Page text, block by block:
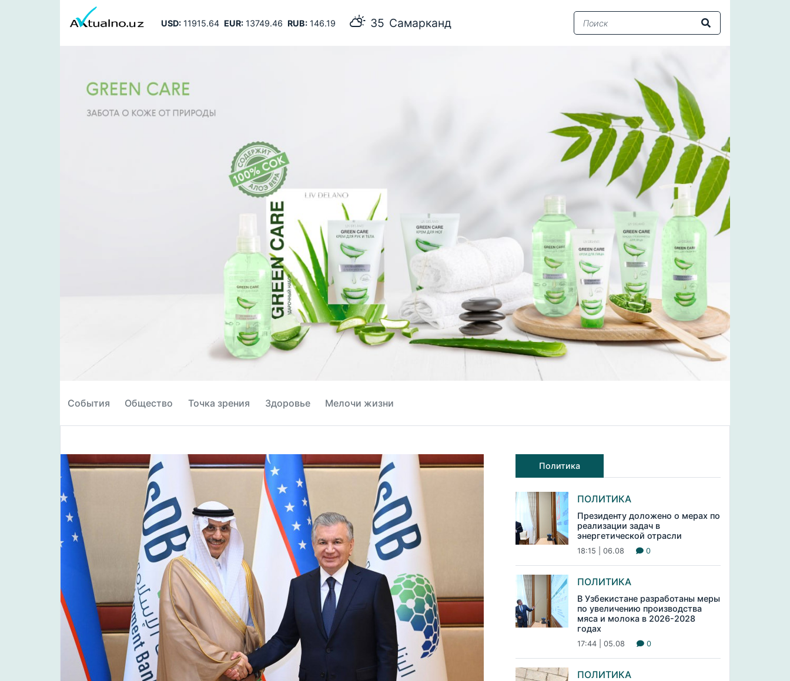
USD:11915.64 EUR:13749.46 RUB:146.19 35 Самарканд
События Общество Точка зрения Здоровье Мелочи жизни
Политика
ПОЛИТИКА
Президенту доложено о мерах по
реализации задач в
энергетической отрасли
18:15 | 06.08 0
ПОЛИТИКА
В Узбекистане разработаны меры
по увеличению производства
мяса и молока в 2026-2028
годах
17:44 | 05.08 0
ПОЛИТИКА